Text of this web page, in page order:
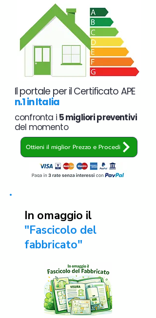
Il portale per il Certificato APE
n.1 in Italia
confronta i 5 migliori preventivi
del momento
Ottieni il miglior Prezzo e Procedi
In omaggio il
"Fascicolo del
fabbricato"